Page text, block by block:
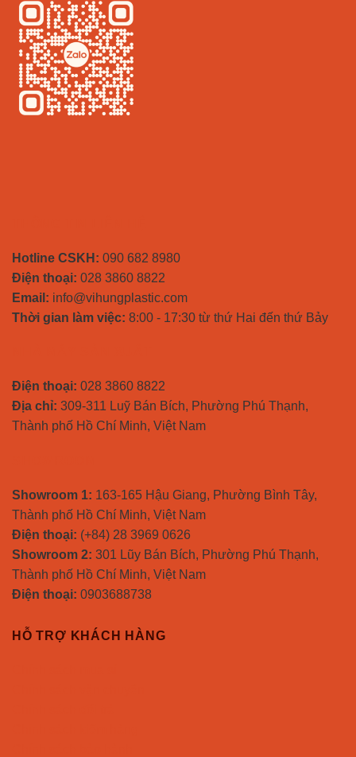
Hotline CSKH: 090 682 8980
Điện thoại: 028 3860 8822
Email: info@vihungplastic.com
Thời gian làm việc: 8:00 - 17:30 từ thứ Hai đến thứ Bảy
Điện thoại: 028 3860 8822
Địa chỉ: 309-311 Luỹ Bán Bích, Phường Phú Thạnh,
Thành phố Hồ Chí Minh, Việt Nam
Showroom 1: 163-165 Hậu Giang, Phường Bình Tây,
Thành phố Hồ Chí Minh, Việt Nam
Điện thoại: (+84) 28 3969 0626
Showroom 2: 301 Lũy Bán Bích, Phường Phú Thạnh,
Thành phố Hồ Chí Minh, Việt Nam
Điện thoại: 0903688738
HỖ TRỢ KHÁCH HÀNG